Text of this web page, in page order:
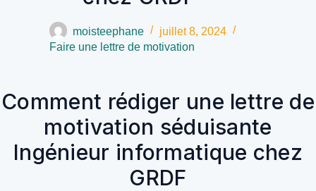
moisteephane
juillet 8, 2024
Faire une lettre de motivation
Comment rédiger une lettre de
motivation séduisante
Ingénieur informatique chez
GRDF